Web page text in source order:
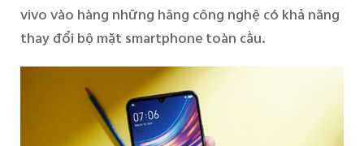
vivo vào hàng những hãng công nghệ có khả năng
thay đổi bộ mặt smartphone toàn cầu.